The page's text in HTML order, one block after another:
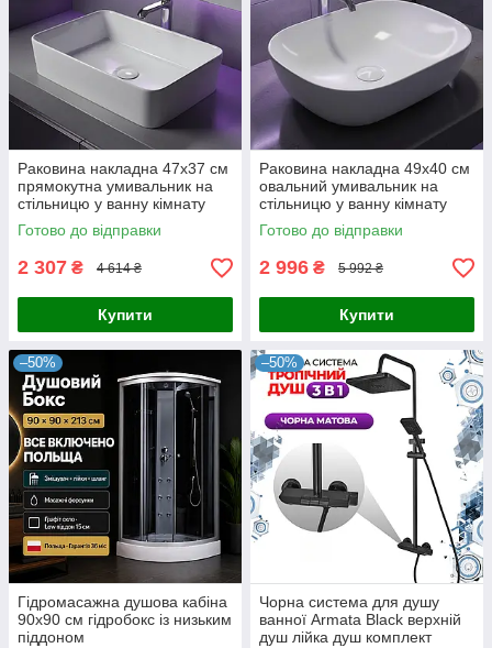
Раковина накладна 47х37 см
прямокутна умивальник на
стільницю у ванну кімнату
Готово до відправки
2 307 ₴ 4 614 ₴
Купити
Раковина накладна 49х40 см
овальний умивальник на
стільницю у ванну кімнату
Готово до відправки
2 996 ₴ 5 992 ₴
Купити
–50%
Гідромасажна душова кабіна
90х90 см гідробокс із низьким
піддоном
–50%
Чорна система для душу
ванної Armata Black верхній
душ лійка душ комплект